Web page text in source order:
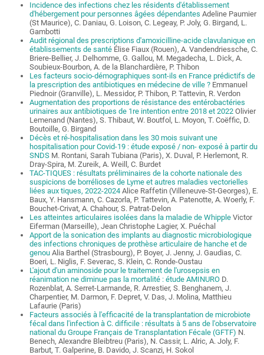
Incidence des infections chez les résidents d'établissement
d'hébergement pour personnes âgées dépendantes Adeline Paumier
(St Maurice), C. Daniau, G. Loison, C. Legeay, P. Joly, G. Birgand, L.
Gambotti
Audit régional des prescriptions d'amoxicilline-acide clavulanique en
établissements de santé Élise Fiaux (Rouen), A. Vandendriessche, C.
Briere-Bellier, J. Delhomme, G. Gallou, M. Megadecha, L. Dick, A.
Soubieux-Bourbon, A. de la Blanchardière, P. Thibon
Les facteurs socio-démographiques sont-ils en France prédictifs de
la prescription des antibiotiques en médecine de ville ? Emmanuel
Piednoir (Granville), L. Messidor, P. Thibon, P. Tattevin, R. Verdon
Augmentation des proportions de résistance des entérobactéries
urinaires aux antibiotiques de 1re intention entre 2018 et 2022 Olivier
Lemenand (Nantes), S. Thibaut, W. Boutfol, L. Moyon, T. Coëffic, D.
Boutoille, G. Birgand
Décès et ré-hospitalisation dans les 30 mois suivant une
hospitalisation pour Covid-19 : étude exposé / non- exposé à partir du
SNDS M. Rontani, Sarah Tubiana (Paris), X. Duval, P. Herlemont, R.
Dray-Spira, M. Zureik, A. Weill, C. Burdet
TAC-TIQUES : résultats préliminaires de la cohorte nationale des
suspicions de borrélioses de Lyme et autres maladies vectorielles
liées aux tiques, 2022-2024 Alice Raffetin (Villeneuve-St-Georges), E.
Baux, Y. Hansmann, C. Cazorla, P. Tattevin, A. Patenotte, A. Woerly, F.
Bouchet-Crivat, A. Chahour, S. Patrat-Delon
Les atteintes articulaires isolées dans la maladie de Whipple Victor
Eiferman (Marseille), Jean Christophe Lagier, X. Puéchal
Apport de la sonication des implants au diagnostic microbiologique
des infections chroniques de prothèse articulaire de hanche et de
genou Alia Barthel (Strasbourg), P. Boyer, J. Jenny, J. Gaudias, C.
Boeri, L. Niglis, F. Severac, S. Klein, C. Ronde-Oustau
L'ajout d'un aminoside pour le traitement de l'urosepsis en
réanimation ne diminue pas la mortalité : étude AMINURO D.
Rozenblat, A. Serret-Larmande, R. Arrestier, S. Benghanem, J.
Charpentier, M. Darmon, F. Depret, V. Das, J. Molina, Matthieu
Lafaurie (Paris)
Facteurs associés à l'efficacité de la transplantation de microbiote
fécal dans l'infection à C. difficile : résultats à 5 ans de l'observatoire
national du Groupe Français de Transplantation Fécale (GFTF) N.
Benech, Alexandre Bleibtreu (Paris), N. Cassir, L. Alric, A. Joly, F.
Barbut, T. Galperine, B. Davido, J. Scanzi, H. Sokol